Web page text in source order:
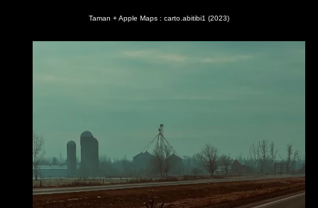
Taman + Apple Maps : carto.abitibi1 (2023)